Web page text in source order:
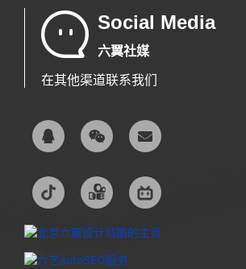
Social Media
六翼社媒
在其他渠道联系我们